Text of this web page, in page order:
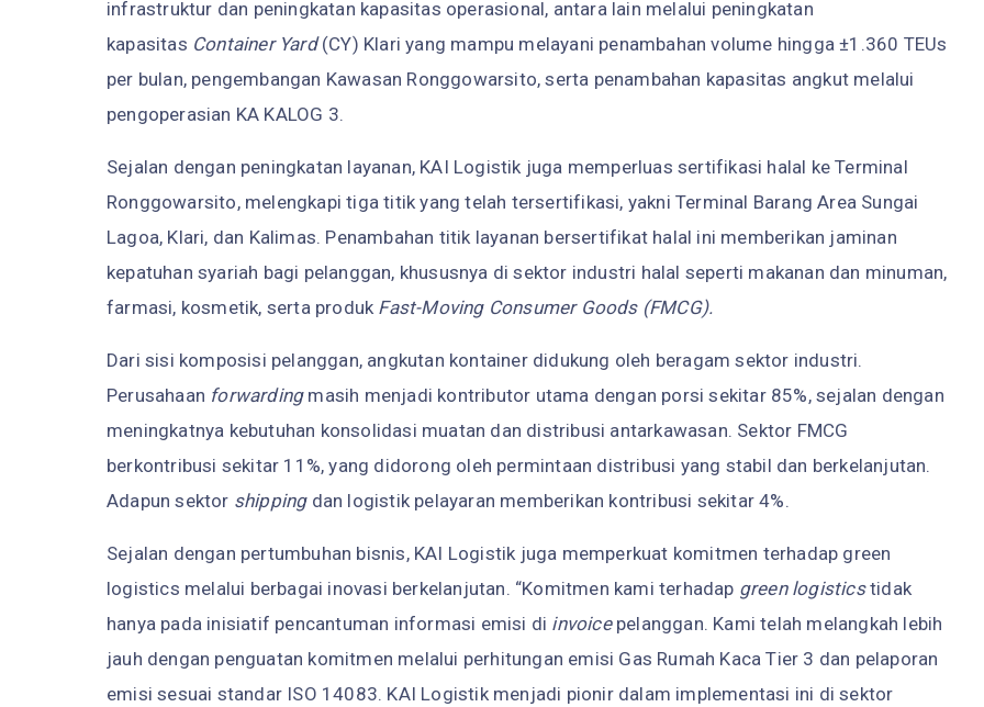
infrastruktur dan peningkatan kapasitas operasional, antara lain melalui peningkatan
kapasitas Container Yard(CY) Klari yang mampu melayani penambahan volume hingga ±1.360 TEUs
per bulan, pengembangan Kawasan Ronggowarsito, serta penambahan kapasitas angkut melalui
pengoperasian KA KALOG 3.
Sejalan dengan peningkatan layanan, KAI Logistik juga memperluas sertifikasi halal ke Terminal
Ronggowarsito, melengkapi tiga titik yang telah tersertifikasi, yakni Terminal Barang Area Sungai
Lagoa, Klari, dan Kalimas. Penambahan titik layanan bersertifikat halal ini memberikan jaminan
kepatuhan syariah bagi pelanggan, khususnya di sektor industri halal seperti makanan dan minuman,
farmasi, kosmetik, serta produk Fast-Moving Consumer Goods (FMCG).
Dari sisi komposisi pelanggan, angkutan kontainer didukung oleh beragam sektor industri.
Perusahaan forwardingmasih menjadi kontributor utama dengan porsi sekitar 85%, sejalan dengan
meningkatnya kebutuhan konsolidasi muatan dan distribusi antarkawasan. Sektor FMCG
berkontribusi sekitar 11%, yang didorong oleh permintaan distribusi yang stabil dan berkelanjutan.
Adapun sektor shippingdan logistik pelayaran memberikan kontribusi sekitar 4%.
Sejalan dengan pertumbuhan bisnis, KAI Logistik juga memperkuat komitmen terhadap green
logistics melalui berbagai inovasi berkelanjutan. “Komitmen kami terhadap green logisticstidak
hanya pada inisiatif pencantuman informasi emisi di invoice pelanggan. Kami telah melangkah lebih
jauh dengan penguatan komitmen melalui perhitungan emisi Gas Rumah Kaca Tier 3 dan pelaporan
emisi sesuai standar ISO 14083. KAI Logistik menjadi pionir dalam implementasi ini di sektor